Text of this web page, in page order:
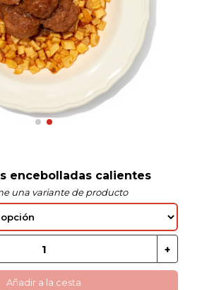
encebolladas calientes
una variante de producto
Añadir a la cesta